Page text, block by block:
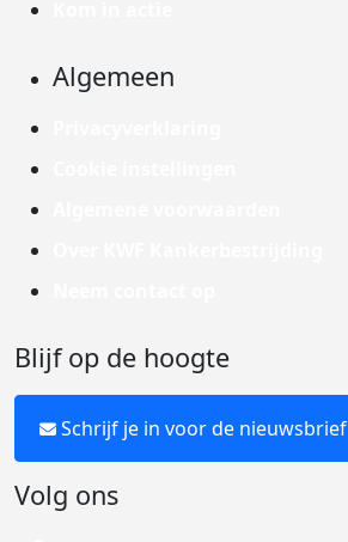
Algemeen
Blijf op de hoogte
Schrijf je in voor de nieuwsbrief
Volg ons